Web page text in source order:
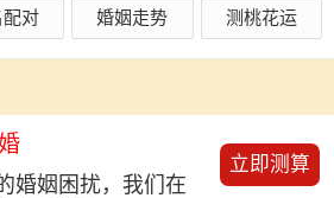
对 婚姻走势 测桃花运
婚姻困扰，我们在
立即测算